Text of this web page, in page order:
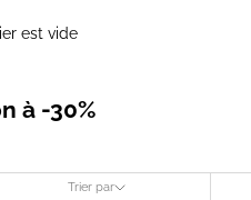
est vide
à -30%
Trier par